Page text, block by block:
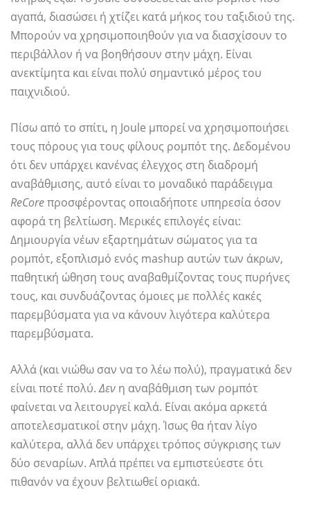
αγαπά, διασώσει ή χτίζει κατά μήκος του ταξιδιού της.
Μπορούν να χρησιμοποιηθούν για να διασχίσουν το
περιβάλλον ή να βοηθήσουν στην μάχη. Είναι
ανεκτίμητα και είναι πολύ σημαντικό μέρος του
παιχνιδιού.
Πίσω από το σπίτι, η Joule μπορεί να χρησιμοποιήσει
τους πόρους για τους φίλους ρομπότ της. Δεδομένου
ότι δεν υπάρχει κανένας έλεγχος στη διαδρομή
αναβάθμισης, αυτό είναι το μοναδικό παράδειγμα
ReCoreπροσφέροντας οποιαδήποτε υπηρεσία όσον
αφορά τη βελτίωση. Μερικές επιλογές είναι:
Δημιουργία νέων εξαρτημάτων σώματος για τα
ρομπότ, εξοπλισμό ενός mashup αυτών των άκρων,
παθητική ώθηση τους αναβαθμίζοντας τους πυρήνες
τους, και συνδυάζοντας όμοιες με πολλές κακές
παρεμβύσματα για να κάνουν λιγότερα καλύτερα
παρεμβύσματα.
Αλλά (και νιώθω σαν να το λέω πολύ), πραγματικά δεν
είναι ποτέ πολύ.Δεν η αναβάθμιση των ρομπότ
φαίνεται να λειτουργεί καλά. Είναι ακόμα αρκετά
αποτελεσματικοί στην μάχη. Ίσως θα ήταν λίγο
καλύτερα, αλλά δεν υπάρχει τρόπος σύγκρισης των
δύο σεναρίων. Απλά πρέπει να εμπιστεύεστε ότι
πιθανόν να έχουν βελτιωθεί οριακά.